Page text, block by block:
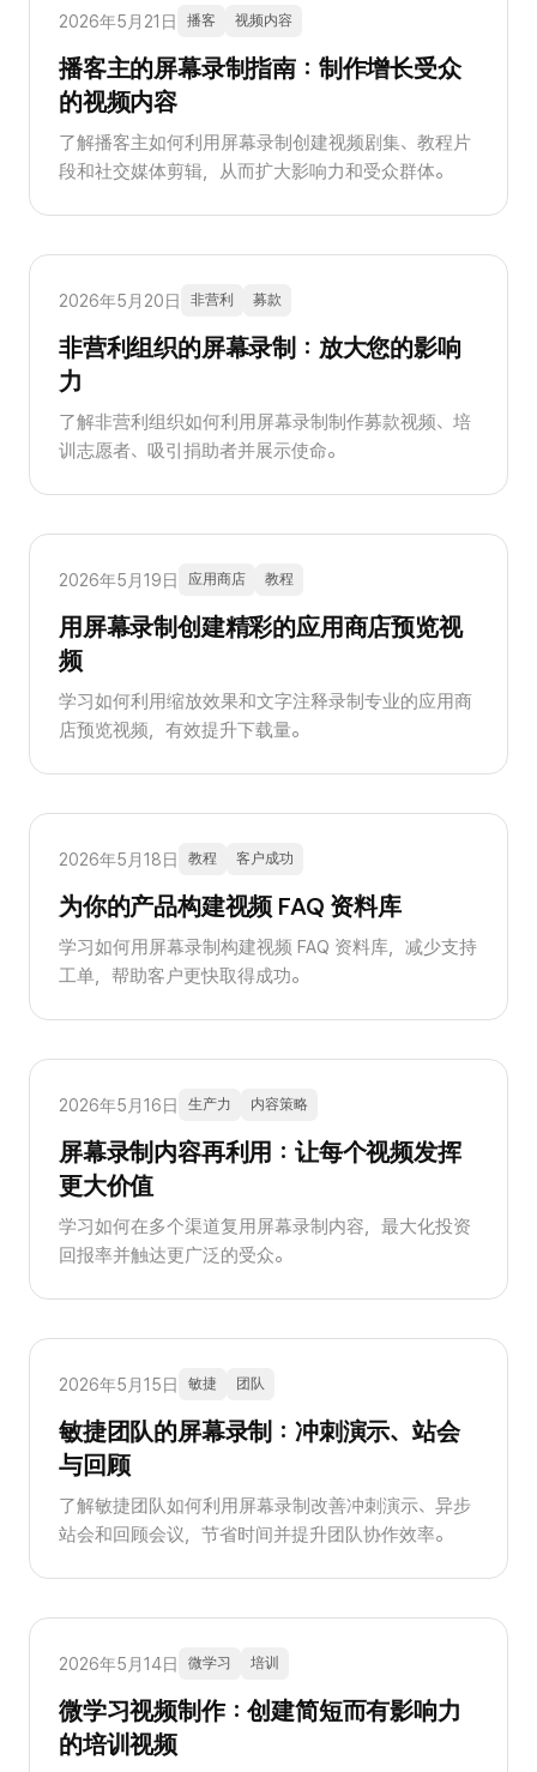
2026年5月21日 播客 视频内容
播客主的屏幕录制指南：制作增长受众
的视频内容
了解播客主如何利用屏幕录制创建视频剧集、教程片
段和社交媒体剪辑，从而扩大影响力和受众群体。
2026年5月20日 非营利 募款
非营利组织的屏幕录制：放大您的影响
力
了解非营利组织如何利用屏幕录制制作募款视频、培
训志愿者、吸引捐助者并展示使命。
2026年5月19日 应用商店 教程
用屏幕录制创建精彩的应用商店预览视
频
学习如何利用缩放效果和文字注释录制专业的应用商
店预览视频，有效提升下载量。
2026年5月18日 教程 客户成功
为你的产品构建视频 FAQ 资料库
学习如何用屏幕录制构建视频 FAQ 资料库，减少支持
工单，帮助客户更快取得成功。
2026年5月16日 生产力 内容策略
屏幕录制内容再利用：让每个视频发挥
更大价值
学习如何在多个渠道复用屏幕录制内容，最大化投资
回报率并触达更广泛的受众。
2026年5月15日 敏捷 团队
敏捷团队的屏幕录制：冲刺演示、站会
与回顾
了解敏捷团队如何利用屏幕录制改善冲刺演示、异步
站会和回顾会议，节省时间并提升团队协作效率。
2026年5月14日 微学习 培训
微学习视频制作：创建简短而有影响力
的培训视频